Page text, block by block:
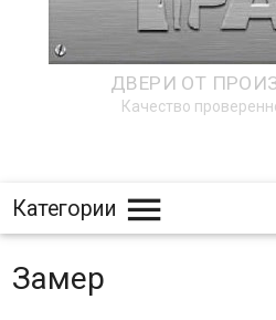
ДВЕРИ ОТ
Качество
Категории 
Замер